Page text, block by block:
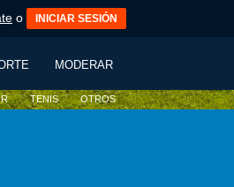
o INICIAR SESIÓN
MODERAR
TENIS OTROS